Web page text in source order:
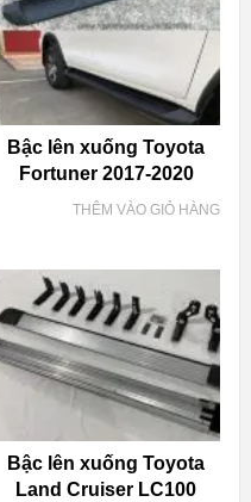
Bậc lên xuống Toyota
Fortuner 2017-2020
THÊM VÀO GIỎ HÀNG
Bậc lên xuống Toyota
Land Cruiser LC100